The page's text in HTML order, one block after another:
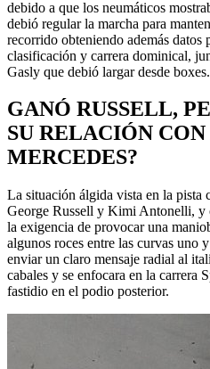
debido a que los neumáticos
debió regular la marcha para
recorrido obteniendo además datos
clasificación y carrera dominical,
Gasly que debió largar desde boxes.
GANÓ RUSSELL,
SU RELACIÓN
MERCEDES?
La situación álgida vista en la pista
George Russell y Kimi Antonelli, y
la exigencia de provocar una
algunos roces entre las curvas uno
enviar un claro mensaje radial al
cabales y se enfocara en la carrera
fastidio en el podio posterior.